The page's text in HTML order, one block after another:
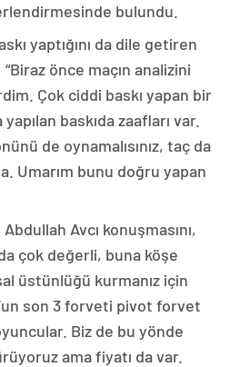
bulundu.
yaptığını da dile getiren
önce maçın analizini
Çok ciddi baskı yapan bir
baskıda zaafları var.
de oynamalısınız, taç da
Umarım bunu doğru yapan
Avcı konuşmasını,
çok değerli, buna köşe
üstünlüğü kurmanız için
son 3 forveti pivot forvet
Biz de bu yönde
ama fiyatı da var.